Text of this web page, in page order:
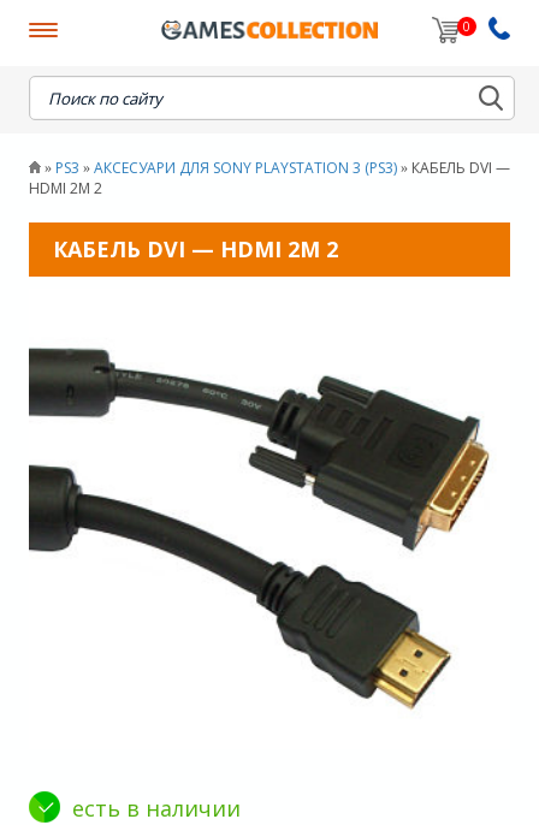
0
When autocomplete results are available use up and
» PS3 » АКСЕСУАРИ ДЛЯ SONY PLAYSTATION 3 (PS3) » КАБЕЛЬ DVI —
HDMI 2М 2
КАБЕЛЬ DVI — HDMI 2М 2
есть в наличии